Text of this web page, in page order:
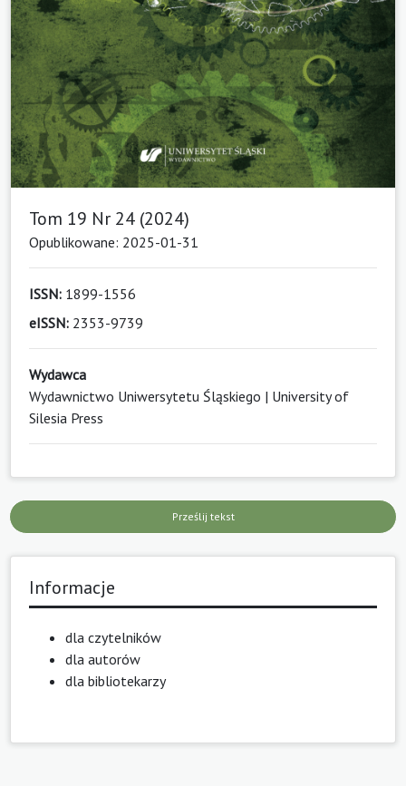
Tom 19 Nr 24 (2024)
Opublikowane: 2025-01-31
ISSN: 1899-1556
eISSN: 2353-9739
Wydawca
Wydawnictwo Uniwersytetu Śląskiego | University of
Silesia Press
Prześlij tekst
Informacje
dla czytelników
dla autorów
dla bibliotekarzy